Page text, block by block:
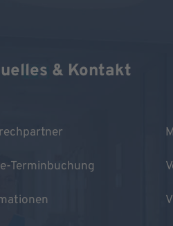
& Kontakt
Terminbuchung